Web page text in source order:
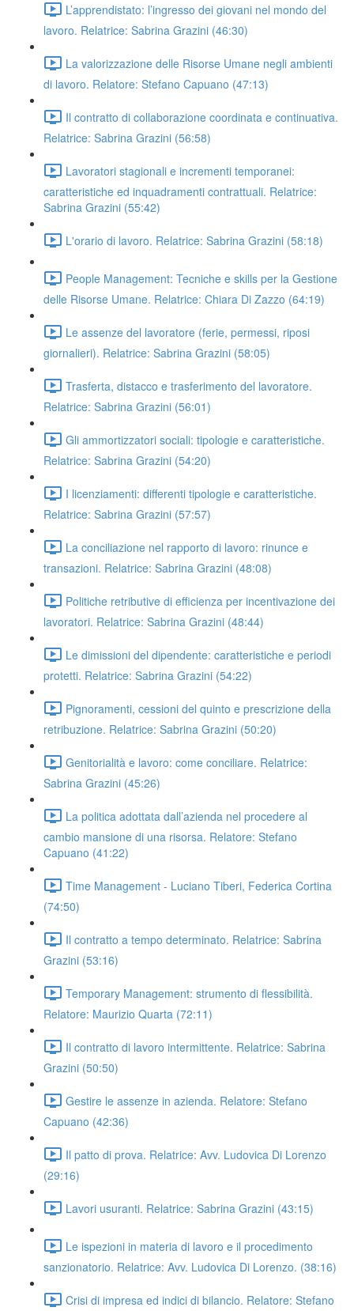
L’apprendistato: l’ingresso dei giovani nel mondo del
lavoro. Relatrice: Sabrina Grazini (46:30)
La valorizzazione delle Risorse Umane negli ambienti
di lavoro. Relatore: Stefano Capuano (47:13)
Il contratto di collaborazione coordinata e continuativa.
Relatrice: Sabrina Grazini (56:58)
Lavoratori stagionali e incrementi temporanei:
caratteristiche ed inquadramenti contrattuali. Relatrice:
Sabrina Grazini (55:42)
L'orario di lavoro. Relatrice: Sabrina Grazini (58:18)
People Management: Tecniche e skills per la Gestione
delle Risorse Umane. Relatrice: Chiara Di Zazzo (64:19)
Le assenze del lavoratore (ferie, permessi, riposi
giornalieri). Relatrice: Sabrina Grazini (58:05)
Trasferta, distacco e trasferimento del lavoratore.
Relatrice: Sabrina Grazini (56:01)
Gli ammortizzatori sociali: tipologie e caratteristiche.
Relatrice: Sabrina Grazini (54:20)
I licenziamenti: differenti tipologie e caratteristiche.
Relatrice: Sabrina Grazini (57:57)
La conciliazione nel rapporto di lavoro: rinunce e
transazioni. Relatrice: Sabrina Grazini (48:08)
Politiche retributive di efficienza per incentivazione dei
lavoratori. Relatrice: Sabrina Grazini (48:44)
Le dimissioni del dipendente: caratteristiche e periodi
protetti. Relatrice: Sabrina Grazini (54:22)
Pignoramenti, cessioni del quinto e prescrizione della
retribuzione. Relatrice: Sabrina Grazini (50:20)
Genitorialità e lavoro: come conciliare. Relatrice:
Sabrina Grazini (45:26)
La politica adottata dall’azienda nel procedere al
cambio mansione di una risorsa. Relatore: Stefano
Capuano (41:22)
Time Management - Luciano Tiberi, Federica Cortina
(74:50)
Il contratto a tempo determinato. Relatrice: Sabrina
Grazini (53:16)
Temporary Management: strumento di flessibilità.
Relatore: Maurizio Quarta (72:11)
Il contratto di lavoro intermittente. Relatrice: Sabrina
Grazini (50:50)
Gestire le assenze in azienda. Relatore: Stefano
Capuano (42:36)
Il patto di prova. Relatrice: Avv. Ludovica Di Lorenzo
(29:16)
Lavori usuranti. Relatrice: Sabrina Grazini (43:15)
Le ispezioni in materia di lavoro e il procedimento
sanzionatorio. Relatrice: Avv. Ludovica Di Lorenzo. (38:16)
Crisi di impresa ed indici di bilancio. Relatore: Stefano